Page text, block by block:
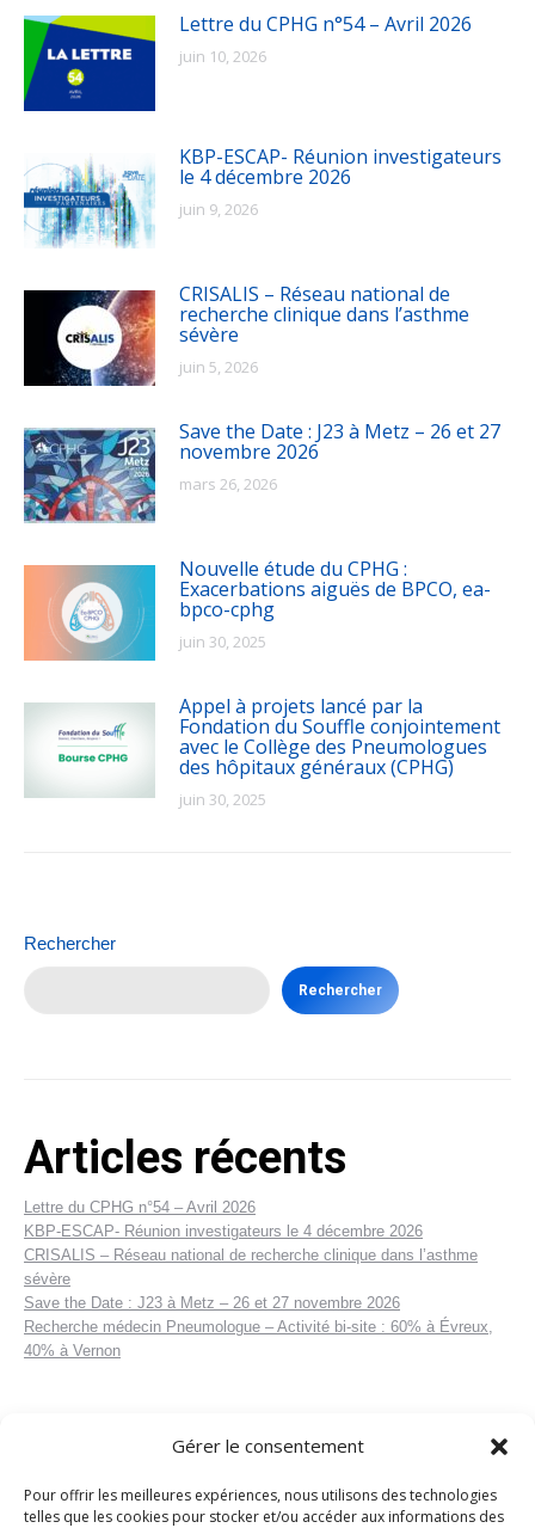
Gérer le consentement
Pour offrir les meilleures expériences, nous utilisons des technologies
telles que les cookies pour stocker et/ou accéder aux informations des
Lettre du CPHG n°54 – Avril 2026
juin 10, 2026
KBP-ESCAP- Réunion investigateurs
le 4 décembre 2026
juin 9, 2026
CRISALIS – Réseau national de
recherche clinique dans l’asthme
sévère
juin 5, 2026
Save the Date : J23 à Metz – 26 et 27
novembre 2026
mars 26, 2026
Nouvelle étude du CPHG :
Exacerbations aiguës de BPCO, ea-
bpco-cphg
juin 30, 2025
Appel à projets lancé par la
Fondation du Souffle conjointement
avec le Collège des Pneumologues
des hôpitaux généraux (CPHG)
juin 30, 2025
Rechercher
Rechercher
Articles récents
Lettre du CPHG n°54 – Avril 2026
KBP-ESCAP- Réunion investigateurs le 4 décembre 2026
CRISALIS – Réseau national de recherche clinique dans l’asthme
sévère
Save the Date : J23 à Metz – 26 et 27 novembre 2026
Recherche médecin Pneumologue – Activité bi-site : 60% à Évreux,
40% à Vernon